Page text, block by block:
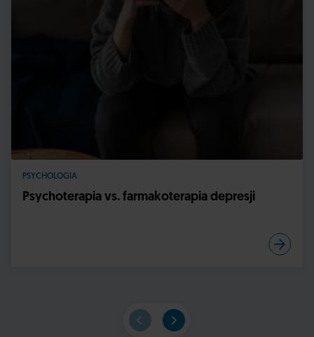
PSYCHOLOGIA
Psychoterapia vs. farmakoterapia depresji